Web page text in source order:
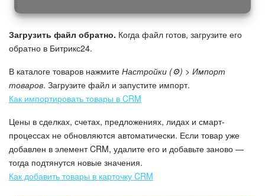
Загрузить файл обратно. Когда файл готов, загрузите его
обратно в Битрикс24.
В каталоге товаров нажмите Настройки (⚙️) > Импорт
товаров. Загрузите файл и запустите импорт.
Как импортировать товары в CRM
Цены в сделках, счетах, предложениях, лидах и смарт-
процессах не обновляются автоматически. Если товар уже
добавлен в элемент CRM, удалите его и добавьте заново —
тогда подтянутся новые значения.
Как добавить товары в карточку CRM